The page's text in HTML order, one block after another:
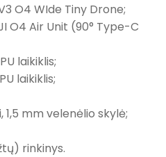
O4 WIde Tiny Drone;
O4 Air Unit (90° Type-C
laikiklis;
laikiklis;
mm velenėlio skylė;
rinkinys.